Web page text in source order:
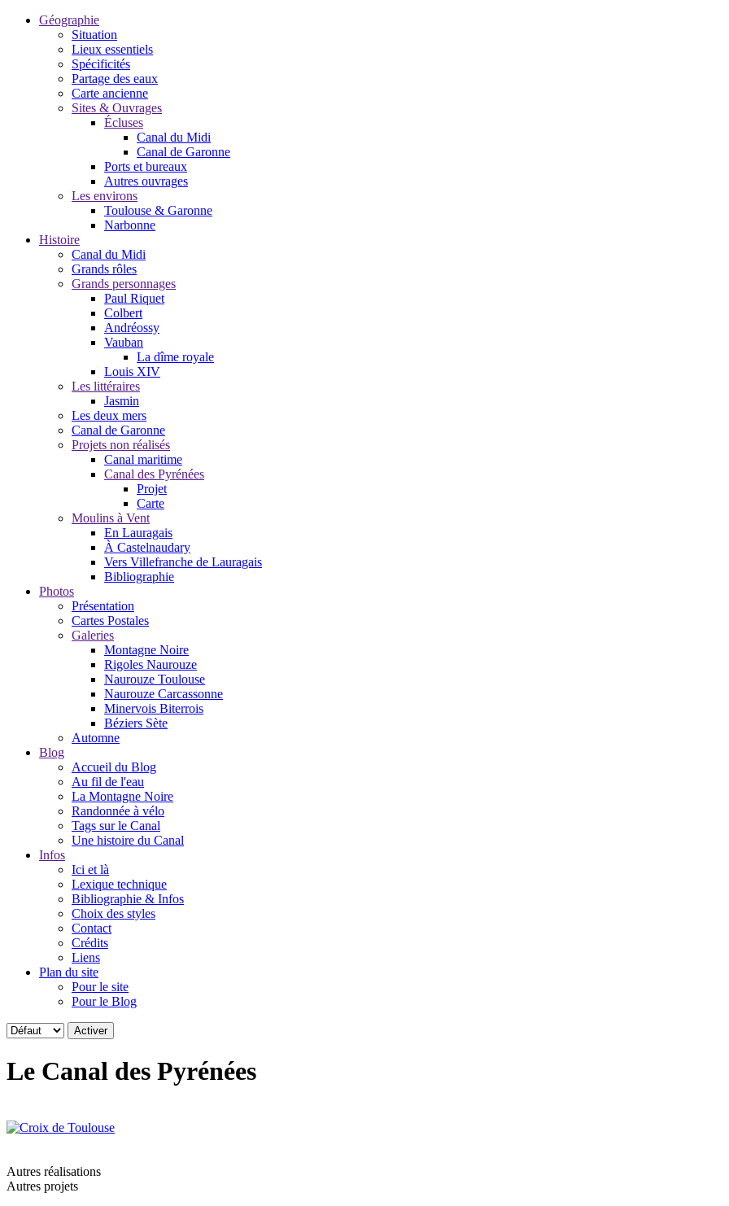
Géographie
Situation
Lieux essentiels
Spécificités
Partage des eaux
Carte ancienne
Sites & Ouvrages
Écluses
Canal du Midi
Canal de Garonne
Ports et bureaux
Autres ouvrages
Les environs
Toulouse & Garonne
Narbonne
Histoire
Canal du Midi
Grands rôles
Grands personnages
Paul Riquet
Colbert
Andréossy
Vauban
La dîme royale
Louis XIV
Les littéraires
Jasmin
Les deux mers
Canal de Garonne
Projets non réalisés
Canal maritime
Canal des Pyrénées
Projet
Carte
Moulins à Vent
En Lauragais
À Castelnaudary
Vers Villefranche de Lauragais
Bibliographie
Photos
Présentation
Cartes Postales
Galeries
Montagne Noire
Rigoles Naurouze
Naurouze Toulouse
Naurouze Carcassonne
Minervois Biterrois
Béziers Sète
Automne
Blog
Accueil du Blog
Au fil de l'eau
La Montagne Noire
Randonnée à vélo
Tags sur le Canal
Une histoire du Canal
Infos
Ici et là
Lexique technique
Bibliographie & Infos
Choix des styles
Contact
Crédits
Liens
Plan du site
Pour le site
Pour le Blog
Le Canal des Pyrénées
Autres réalisations
Autres projets